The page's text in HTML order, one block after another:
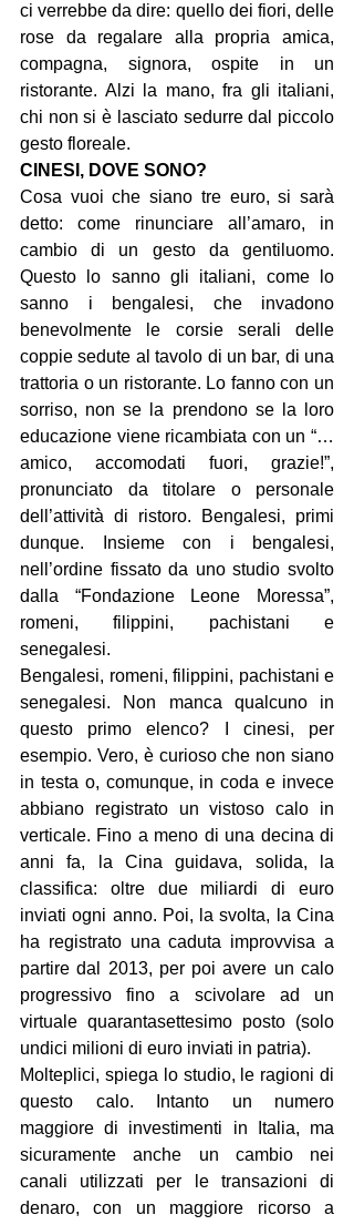
ci verrebbe da dire: quello dei fiori, delle
rose da regalare alla propria amica,
compagna, signora, ospite in un
ristorante. Alzi la mano, fra gli italiani,
chi non si è lasciato sedurre dal piccolo
gesto floreale.
CINESI, DOVE SONO?
Cosa vuoi che siano tre euro, si sarà
detto: come rinunciare all’amaro, in
cambio di un gesto da gentiluomo.
Questo lo sanno gli italiani, come lo
sanno i bengalesi, che invadono
benevolmente le corsie serali delle
coppie sedute al tavolo di un bar, di una
trattoria o un ristorante. Lo fanno con un
sorriso, non se la prendono se la loro
educazione viene ricambiata con un “…
amico, accomodati fuori, grazie!”,
pronunciato da titolare o personale
dell’attività di ristoro. Bengalesi, primi
dunque. Insieme con i bengalesi,
nell’ordine fissato da uno studio svolto
dalla “Fondazione Leone Moressa”,
romeni, filippini, pachistani e
senegalesi.
Bengalesi, romeni, filippini, pachistani e
senegalesi. Non manca qualcuno in
questo primo elenco? I cinesi, per
esempio. Vero, è curioso che non siano
in testa o, comunque, in coda e invece
abbiano registrato un vistoso calo in
verticale. Fino a meno di una decina di
anni fa, la Cina guidava, solida, la
classifica: oltre due miliardi di euro
inviati ogni anno. Poi, la svolta, la Cina
ha registrato una caduta improvvisa a
partire dal 2013, per poi avere un calo
progressivo fino a scivolare ad un
virtuale quarantasettesimo posto (solo
undici milioni di euro inviati in patria).
Molteplici, spiega lo studio, le ragioni di
questo calo. Intanto un numero
maggiore di investimenti in Italia, ma
sicuramente anche un cambio nei
canali utilizzati per le transazioni di
denaro, con un maggiore ricorso a